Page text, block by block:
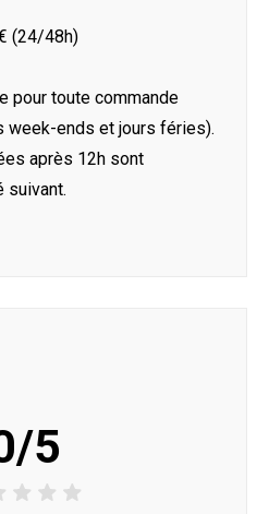
(24/48h)
pour toute commande
week-ends et jours féries).
après 12h sont
suivant.
5